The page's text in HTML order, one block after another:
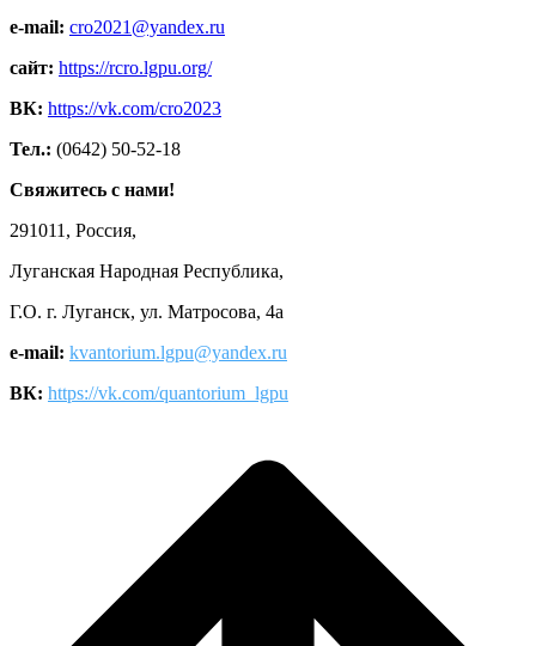
e-mail: cro2021@yandex.ru
сайт: https://rcro.lgpu.org/
ВК: https://vk.com/cro2023
Тел.: (0642) 50-52-18
Свяжитесь с нами!
291011, Россия,
Луганская Народная Республика,
Г.О. г. Луганск, ул. Матросова, 4а
e-mail: kvantorium.lgpu@yandex.ru
ВК: https://vk.com/quantorium_lgpu